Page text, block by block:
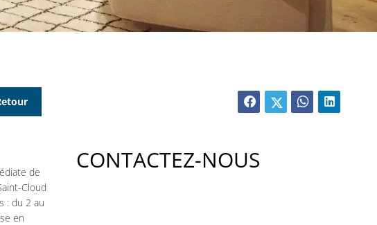
de
Cloud
: du 2 au
en
CONTACTEZ-NOUS